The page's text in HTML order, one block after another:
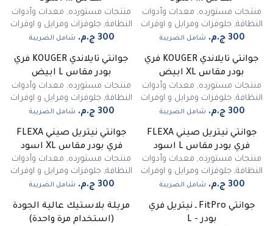
منتجات مستورده, معدات وأدوات
النظافة, جلوفزات ومرايل و اوفرات
شامل الضريبة
منتجات مستورده, معدات وأدوات
النظافة, جلوفزات ومرايل و اوفرات
شامل الضريبة
جوانتي تايلاندي KOUGER فري
بودر مقاس XL ابيض
منتجات مستورده, معدات وأدوات
النظافة, جلوفزات ومرايل و اوفرات
شامل الضريبة
جوانتي تايلاندي KOUGER فري
بودر مقاس L ابيض
منتجات مستورده, معدات وأدوات
النظافة, جلوفزات ومرايل و اوفرات
شامل الضريبة
جوانتي نيتريل صيني FLEXA
فري بودر مقاس L اسود
منتجات مستورده, معدات وأدوات
النظافة, جلوفزات ومرايل و اوفرات
شامل الضريبة
جوانتي نيتريل صيني FLEXA
فري بودر مقاس XL اسود
منتجات مستورده, معدات وأدوات
النظافة, جلوفزات ومرايل و اوفرات
شامل الضريبة
جوانتي FitPro ـ نيتريل فري
بودر - L
مريلة بلاستيك عالية الجودة
(استخدام مرة واحدة)